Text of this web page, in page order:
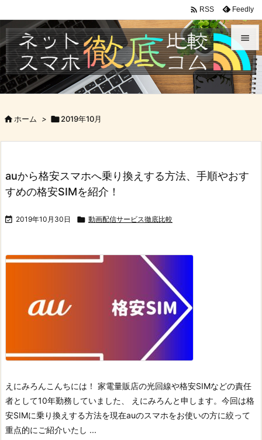


メニュ


 RSS Feedly
ホーム > 2019年10月
auから格安スマホへ乗り換えする方法、手順やおす
すめの格安SIMを紹介！
 2019年10月30日  動画配信サービス徹底比較
えにみろんこんちには！ 家電量販店の光回線や格安SIMなどの責任
者として10年勤務していました、 えにみろんと申します。 今回は格
安SIMに乗り換えする方法を現在auのスマホをお使いの方に絞って
重点的にご紹介いたし ...